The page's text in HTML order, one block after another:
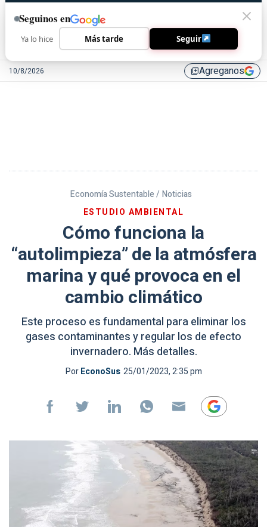
10/8/2026 library_addAgreganos
Economía Sustentable / Noticias
ESTUDIO AMBIENTAL
Cómo funciona la
“autolimpieza” de la atmósfera
marina y qué provoca en el
cambio climático
Este proceso es fundamental para eliminar los
gases contaminantes y regular los de efecto
invernadero. Más detalles.
PorEconoSus 25/01/2023, 2:35 pm
Seguinos en
Ya lo hice Más tarde Seguir